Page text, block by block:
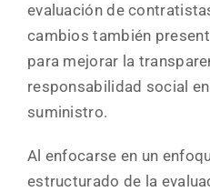
evaluación de
cambios también
para mejorar la
responsabilidad social
suministro.
Al enfocarse en un
estructurado de la